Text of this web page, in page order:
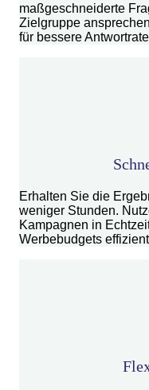
maßgeschneiderte
Zielgruppe
für bessere
Erhalten Sie die
weniger Stunden.
Kampagnen in
Werbebudgets